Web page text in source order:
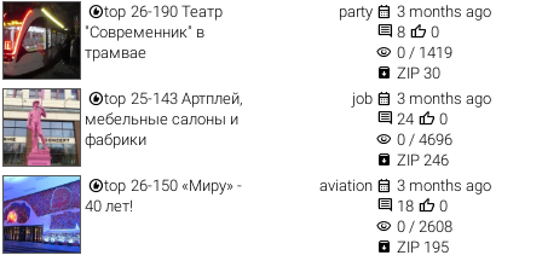
top 26-190 Театр
"Современник" в
трамвае
party  3 months ago
 8  0
visibility 0 / 1419
 ZIP 30
top 25-143 Артплей,
мебельные салоны и
фабрики
job  3 months ago
 24  0
visibility 0 / 4696
 ZIP 246
top 26-150 «Миру» -
40 лет!
aviation  3 months ago
 18  0
visibility 0 / 2608
 ZIP 195